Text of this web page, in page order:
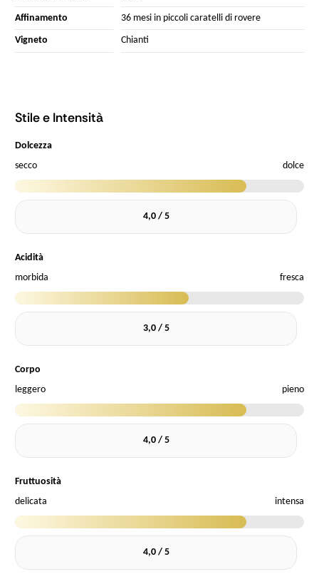
Affinamento 36 mesi in piccoli caratelli di rovere
Vigneto Chianti
Stile e Intensità
Dolcezza
secco
dolce
4,0 / 5
Acidità
morbida
fresca
3,0 / 5
Corpo
leggero
pieno
4,0 / 5
Fruttuosità
delicata
intensa
4,0 / 5